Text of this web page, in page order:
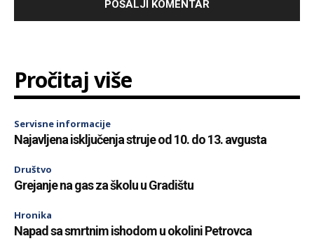
Pročitaj više
Servisne informacije
Najavljena isključenja struje od 10. do 13. avgusta
Društvo
Grejanje na gas za školu u Gradištu
Hronika
Napad sa smrtnim ishodom u okolini Petrovca